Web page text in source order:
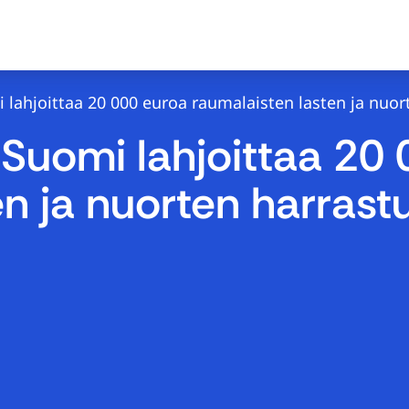
lahjoittaa 20 000 euroa raumalaisten lasten ja
lahjoittaa 20
ja nuorten